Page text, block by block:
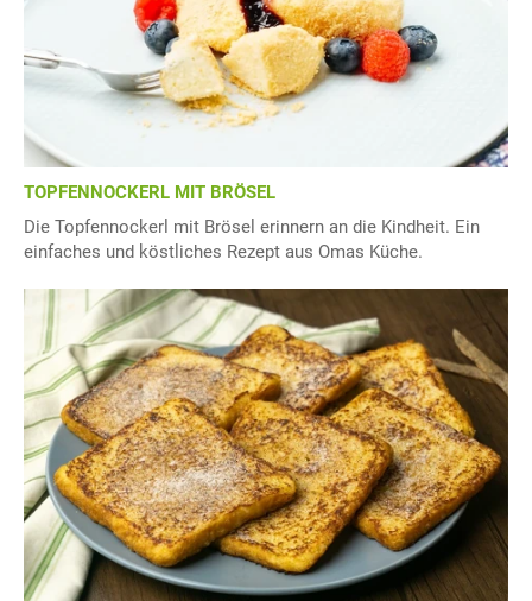
TOPFENNOCKERL MIT BRÖSEL
Die Topfennockerl mit Brösel erinnern an die Kindheit. Ein
einfaches und köstliches Rezept aus Omas Küche.